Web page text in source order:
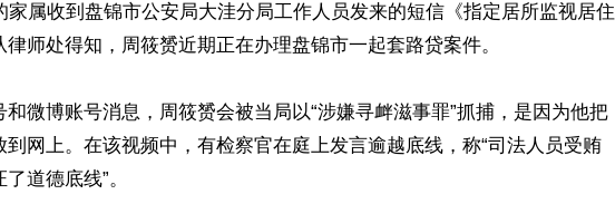
家属收到盘锦市公安局大洼分局工作人员发来的短信《指定居所监视居住
师处得知，周筱赟近期正在办理盘锦市一起套路贷案件。
微博账号消息，周筱赟会被当局以“涉嫌寻衅滋事罪”抓捕，是因为他把
到网上。在该视频中，有检察官在庭上发言逾越底线，称“司法人员受贿
道德底线”。